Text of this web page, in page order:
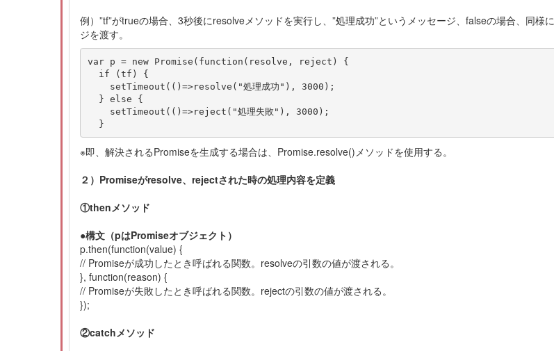
例）”tf”がtrueの場合、3秒後にresolveメソッドを実行し、”処理成功”というメッセージ、falseの場合、同様
ジを渡す。
var p = new Promise(function(resolve, reject) {
  if (tf) {
    setTimeout(()=>resolve("処理成功"), 3000);
  } else {
    setTimeout(()=>reject("処理失敗"), 3000);
※即、解決されるPromiseを生成する場合は、Promise.resolve()メソッドを使用する。
２）Promiseがresolve、rejectされた時の処理内容を定義
①thenメソッド
●構文（pはPromiseオブジェクト）
p.then(function(value) {
// Promiseが成功したとき呼ばれる関数。resolveの引数の値が渡される。
}, function(reason) {
// Promiseが失敗したとき呼ばれる関数。rejectの引数の値が渡される。
});
②catchメソッド